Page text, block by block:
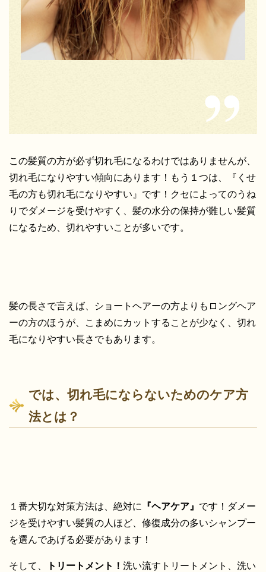
この髪質の方が必ず切れ毛になるわけではありませんが、
切れ毛になりやすい傾向にあります！もう１つは、『くせ
毛の方も切れ毛になりやすい』です！クセによってのうね
りでダメージを受けやすく、髪の水分の保持が難しい髪質
になるため、切れやすいことが多いです。
髪の長さで言えば、ショートヘアーの方よりもロングヘア
ーの方のほうが、こまめにカットすることが少なく、切れ
毛になりやすい長さでもあります。
では、切れ毛にならないためのケア方
法とは？
１番大切な対策方法は、絶対に 『ヘアケア』 です！ダメー
ジを受けやすい髪質の人ほど、修復成分の多いシャンプー
を選んであげる必要があります！
そして、 トリートメント！ 洗い流すトリートメント、洗い